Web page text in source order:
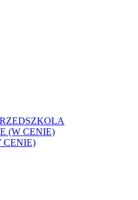
(W CENIE)
CENIE)